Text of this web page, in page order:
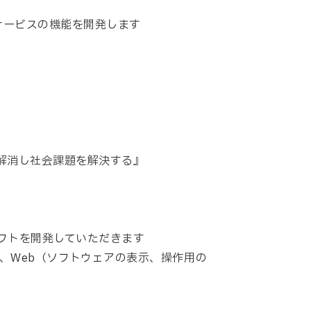
ビスの機能を開発します
し社会課題を解決する』
トを開発していただきます
Web（ソフトウェアの表示、操作用の